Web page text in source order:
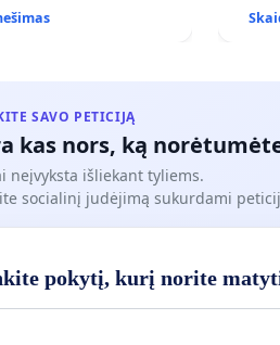
SAVO PETICIJĄ
kas nors, ką
neįvyksta išliekant tyliems.
socialinį judėjimą sukurdami
pokytį, kurį norite